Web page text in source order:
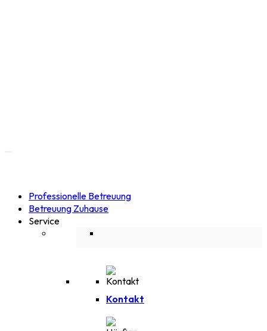
Professionelle Betreuung
Betreuung Zuhause
Service
Kontakt